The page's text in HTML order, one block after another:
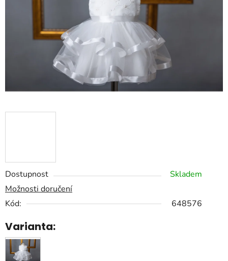
Dostupnost
Skladem
Možnosti doručení
Kód:
648576
Varianta: